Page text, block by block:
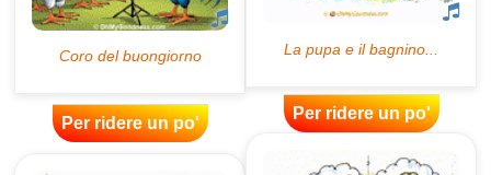
Per ridere un po'
Per ridere un po'